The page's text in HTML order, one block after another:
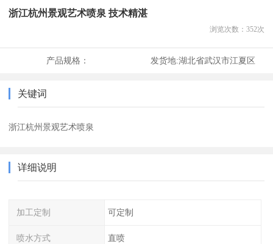
浙江杭州景观艺术喷泉 技术精湛
浏览次数： 352次
产品规格： 发货地:湖北省武汉市江夏区
关键词
浙江杭州景观艺术喷泉
详细说明
加工定制 可定制
喷水方式 直喷